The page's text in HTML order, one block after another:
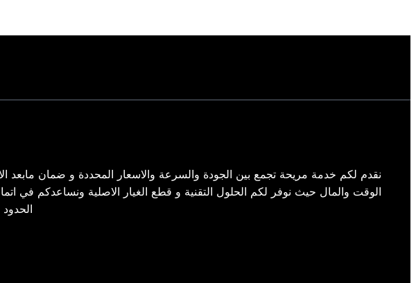
نقدم لكم خدمة مريحة تجمع بين الجودة والسرعة والاسعار المحددة و ضمان مابعد
الوقت والمال حيث نوفر لكم الحلول التقنية و قطع الغيار الاصلية ونساعدكم في